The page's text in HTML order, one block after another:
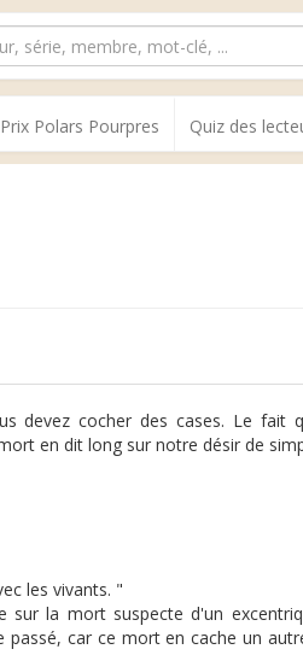
Prix Polars Pourpres Quiz des
devez cocher des cases. Le fait
en dit long sur notre désir de
les vivants. "
sur la mort suspecte d'un
car ce mort en cache un